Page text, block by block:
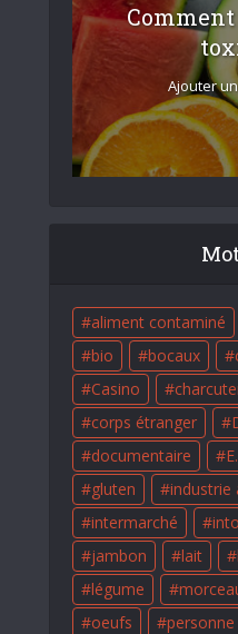
Ajouter
aliment contaminé
bio
bocaux
Casino
corps étranger
documentaire
gluten
industrie
intermarché
jambon
lait
légume
oeufs